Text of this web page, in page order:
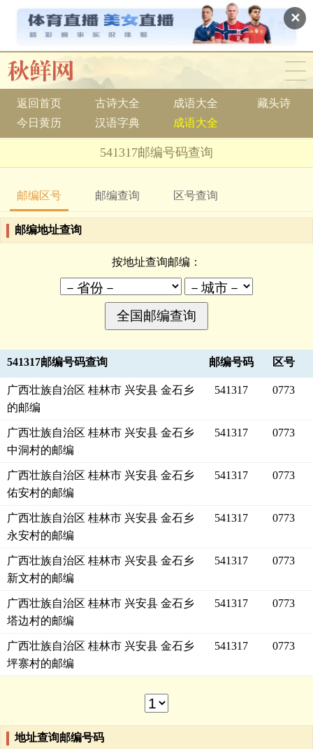
✕
返回首页 古诗大全 成语大全
藏头诗
今日黄历
汉语字典 成语大全
541317邮编号码查询
邮编区号 邮编查询 区号查询
邮编地址查询
按地址查询邮编：
541317邮编号码查询 邮编号码 区号
广西壮族自治区 桂林市 兴安县 金石乡
的邮编
541317 0773
广西壮族自治区 桂林市 兴安县 金石乡
中洞村的邮编
541317 0773
广西壮族自治区 桂林市 兴安县 金石乡
佑安村的邮编
541317 0773
广西壮族自治区 桂林市 兴安县 金石乡
永安村的邮编
541317 0773
广西壮族自治区 桂林市 兴安县 金石乡
新文村的邮编
541317 0773
广西壮族自治区 桂林市 兴安县 金石乡
塔边村的邮编
541317 0773
广西壮族自治区 桂林市 兴安县 金石乡
坪寨村的邮编
541317 0773
地址查询邮编号码